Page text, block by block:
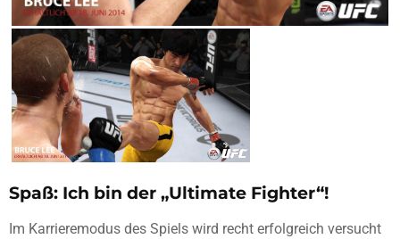
Spaß: Ich bin der „Ultimate Fighter“!
Im Karrieremodus des Spiels wird recht erfolgreich versucht